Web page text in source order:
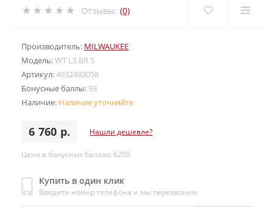
Отзывы: (0)
Производитель: MILWAUKEE
Модель:WT LS BR S
Артикул:4932493058
Бонусные баллы: 93
Наличие: Наличие уточняйте
6 760 р. Нашли дешевле?
Цена в бонусных баллах: 6200
Купить в один клик
Введите номер телефона и мы перезвоним